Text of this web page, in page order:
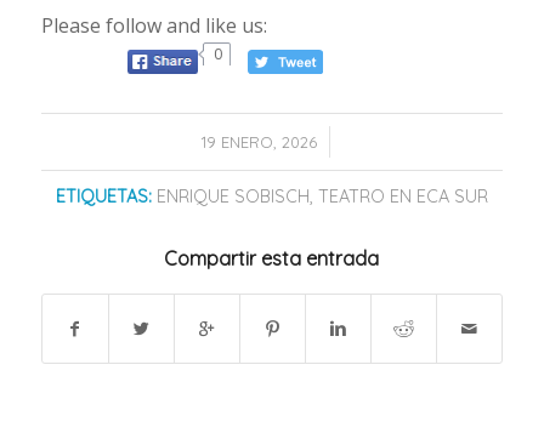
Please follow and like us:
0
19 ENERO, 2026
/
ETIQUETAS: ENRIQUE SOBISCH, TEATRO EN ECA SUR
Compartir esta entrada